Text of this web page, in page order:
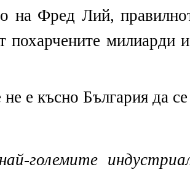
на Фред Лий,
похарчените милиарди
е късно България да
големите